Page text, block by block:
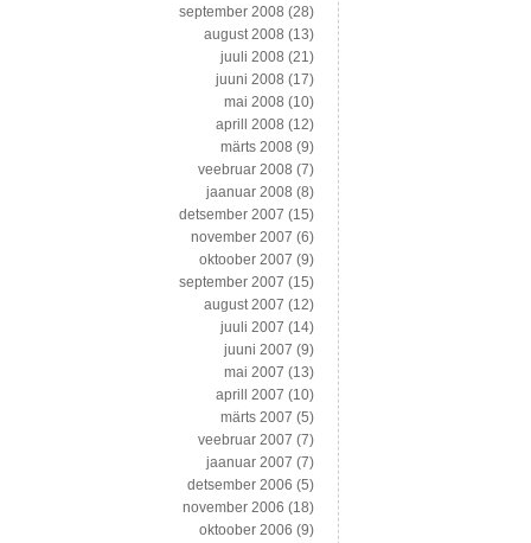
september 2008 (28)
august 2008 (13)
juuli 2008 (21)
juuni 2008 (17)
mai 2008 (10)
aprill 2008 (12)
märts 2008 (9)
veebruar 2008 (7)
jaanuar 2008 (8)
detsember 2007 (15)
november 2007 (6)
oktoober 2007 (9)
september 2007 (15)
august 2007 (12)
juuli 2007 (14)
juuni 2007 (9)
mai 2007 (13)
aprill 2007 (10)
märts 2007 (5)
veebruar 2007 (7)
jaanuar 2007 (7)
detsember 2006 (5)
november 2006 (18)
oktoober 2006 (9)